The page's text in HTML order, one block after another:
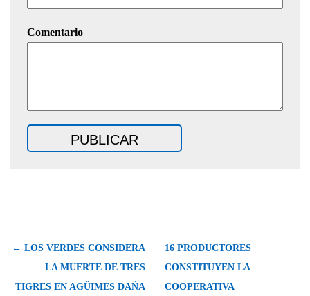
Comentario
← LOS VERDES CONSIDERA
LA MUERTE DE TRES
TIGRES EN AGÜIMES DAÑA
16 PRODUCTORES
CONSTITUYEN LA
COOPERATIVA